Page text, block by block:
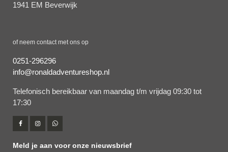
1941 EM Beverwijk
of neem contact met ons op
0251-296296
info@ronaldadventureshop.nl
Telefonisch bereikbaar van maandag t/m vrijdag 09:30 tot
17:30
Meld je aan voor onze nieuwsbrief